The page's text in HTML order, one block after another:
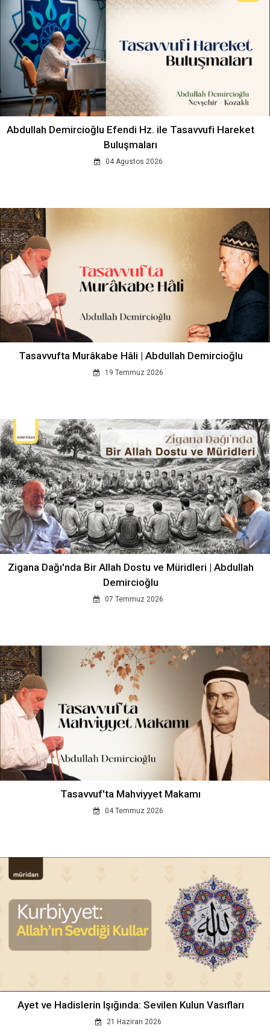
Abdullah Demircioğlu Efendi Hz. ile Tasavvufi Hareket
Buluşmaları
04 Agustos 2026
Tasavvufta Murâkabe Hâli | Abdullah Demircioğlu
19 Temmuz 2026
Zigana Dağı'nda Bir Allah Dostu ve Müridleri | Abdullah
Demircioğlu
07 Temmuz 2026
Tasavvuf'ta Mahviyyet Makamı
04 Temmuz 2026
Ayet ve Hadislerin Işığında: Sevilen Kulun Vasıfları
21 Haziran 2026